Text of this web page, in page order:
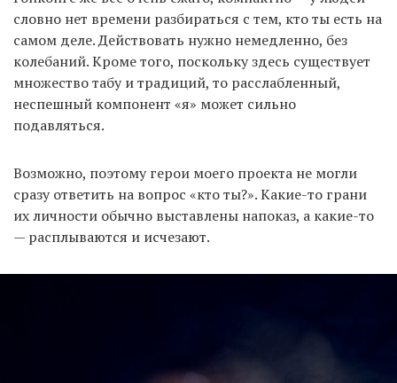
словно нет времени разбираться с тем, кто ты есть на
самом деле. Действовать нужно немедленно, без
колебаний. Кроме того, поскольку здесь существует
множество табу и традиций, то расслабленный,
неспешный компонент «я» может сильно
подавляться.
Возможно, поэтому герои моего проекта не могли
сразу ответить на вопрос «кто ты?». Какие-то грани
их личности обычно выставлены напоказ, а какие-то
— расплываются и исчезают.